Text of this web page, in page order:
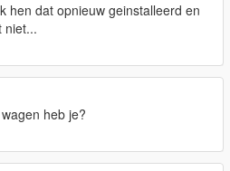
hen dat opnieuw geinstalleerd en
niet...
heb je?